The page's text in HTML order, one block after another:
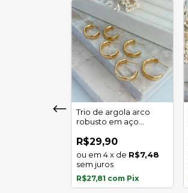
Trio de argola arco
robusto em aço
R$29,90
4x de R$7,48
sem juros
R$27,81 com Pix